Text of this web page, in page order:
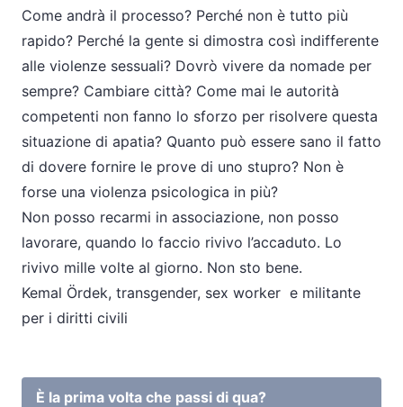
Come andrà il processo? Perché non è tutto più
rapido? Perché la gente si dimostra così indifferente
alle violenze sessuali? Dovrò vivere da nomade per
sempre? Cambiare città? Come mai le autorità
competenti non fanno lo sforzo per risolvere questa
situazione di apatia? Quanto può essere sano il fatto
di dovere fornire le prove di uno stupro? Non è
forse una violenza psicologica in più?
Non posso recarmi in associazione, non posso
lavorare, quando lo faccio rivivo l’accaduto. Lo
rivivo mille volte al giorno. Non sto bene.
Kemal Ördek, transgender, sex worker e militante
per i diritti civili
È la prima volta che passi di qua?